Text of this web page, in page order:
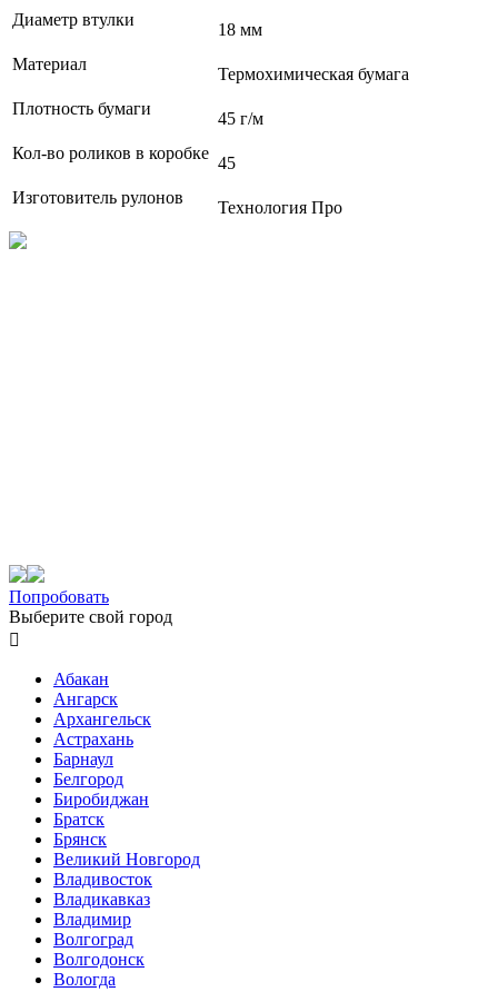
Диаметр втулки
18 мм
Материал
Термохимическая бумага
Плотность бумаги
45 г/м
Кол-во роликов в коробке
45
Изготовитель рулонов
Технология Про
Попробовать
Выберите свой город

Абакан
Ангарск
Архангельск
Астрахань
Барнаул
Белгород
Биробиджан
Братск
Брянск
Великий Новгород
Владивосток
Владикавказ
Владимир
Волгоград
Волгодонск
Вологда